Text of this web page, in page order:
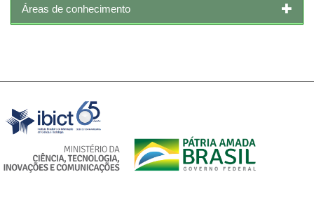
Áreas de conhecimento